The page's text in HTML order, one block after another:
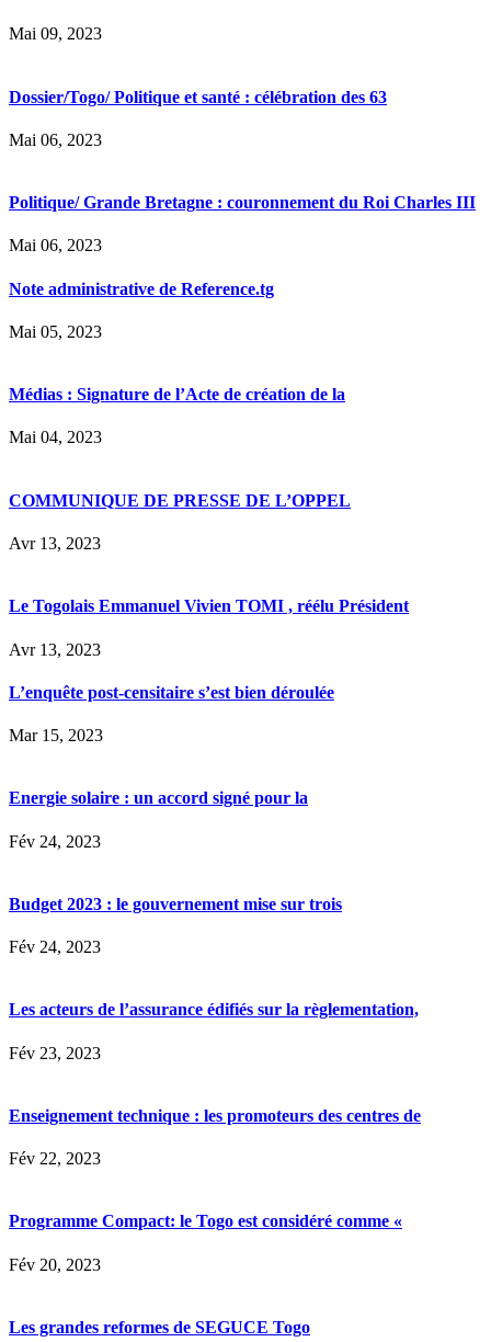
Mai 09, 2023
Dossier/Togo/ Politique et santé : célébration des 63
Mai 06, 2023
Politique/ Grande Bretagne : couronnement du Roi Charles III
Mai 06, 2023
Note administrative de Reference.tg
Mai 05, 2023
Médias : Signature de l’Acte de création de la
Mai 04, 2023
COMMUNIQUE DE PRESSE DE L’OPPEL
Avr 13, 2023
Le Togolais Emmanuel Vivien TOMI , réélu Président
Avr 13, 2023
L’enquête post-censitaire s’est bien déroulée
Mar 15, 2023
Energie solaire : un accord signé pour la
Fév 24, 2023
Budget 2023 : le gouvernement mise sur trois
Fév 24, 2023
Les acteurs de l’assurance édifiés sur la règlementation,
Fév 23, 2023
Enseignement technique : les promoteurs des centres de
Fév 22, 2023
Programme Compact: le Togo est considéré comme «
Fév 20, 2023
Les grandes reformes de SEGUCE Togo